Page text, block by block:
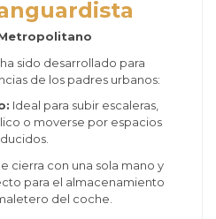
sido desarrollado para
de los padres urbanos:
Ideal para subir escaleras,
o moverse por espacios
cierra con una sola mano y
para el almacenamiento
del coche.